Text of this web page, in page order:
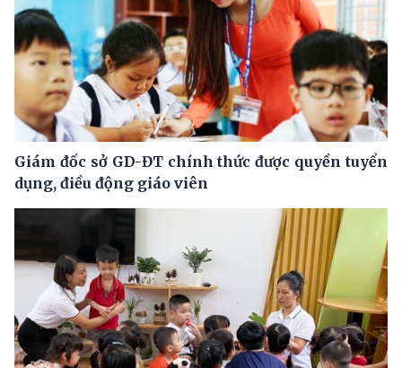
Giám đốc sở GD-ĐT chính thức được quyền tuyển
dụng, điều động giáo viên